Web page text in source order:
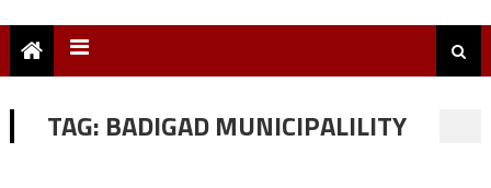
TAG: BADIGAD MUNICIPALILITY